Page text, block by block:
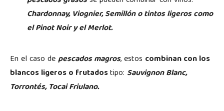
Chardonnay, Viognier, Semillón o tintos ligeros como
el Pinot Noir y el Merlot.
En el caso depescados magros, estos combinan con los
blancos ligeros o frutadostipo: Sauvignon Blanc,
Torrontés, Tocai Friulano.